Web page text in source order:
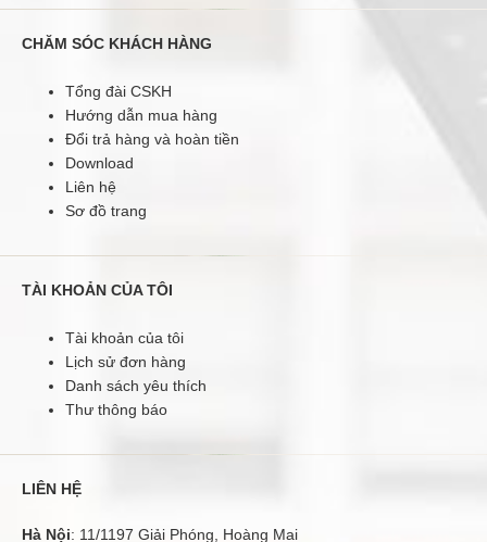
sạn, vận động, t..
CHĂM SÓC KHÁCH HÀNG
Tổng đài CSKH
Hướng dẫn mua hàng
Đổi trả hàng và hoàn tiền
Download
Liên hệ
Sơ đồ trang
TÀI KHOẢN CỦA TÔI
Tài khoản của tôi
Lịch sử đơn hàng
Danh sách yêu thích
Thư thông báo
LIÊN HỆ
Hà Nội: 11/1197 Giải Phóng, Hoàng Mai